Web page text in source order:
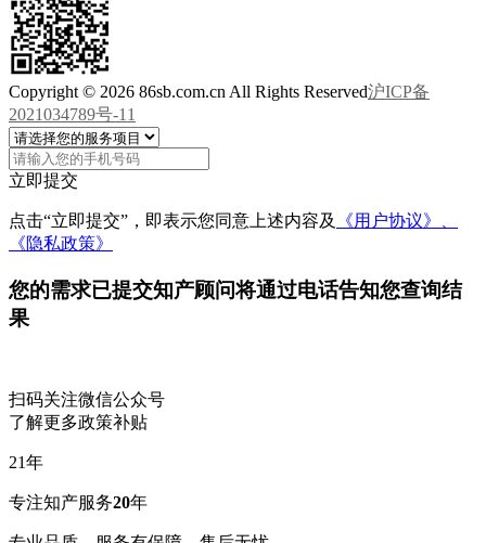
Copyright © 2026 86sb.com.cn All Rights Reserved沪ICP备
2021034789号-11
立即提交
点击“立即提交”，即表示您同意上述内容及
《用户协议》、
《隐私政策》
您的需求已提交知产顾问将通过电话告知您查询结
果
扫码关注微信公众号
了解更多政策补贴
21年
专注知产服务20年